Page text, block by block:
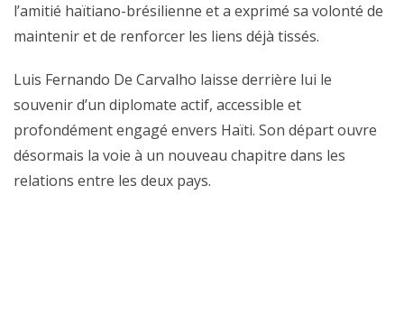
l’amitié haïtiano-brésilienne et a exprimé sa volonté de
maintenir et de renforcer les liens déjà tissés.
Luis Fernando De Carvalho laisse derrière lui le
souvenir d’un diplomate actif, accessible et
profondément engagé envers Haïti. Son départ ouvre
désormais la voie à un nouveau chapitre dans les
relations entre les deux pays.